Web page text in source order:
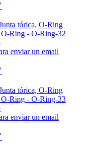
tórica, O-Ring
tórica, O-Ring